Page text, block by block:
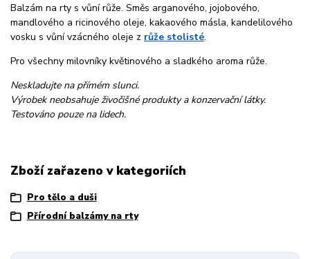
Balzám na rty s vůní růže. Směs arganového, jojobového,
mandlového a ricinového oleje, kakaového másla, kandelilového
vosku s vůní vzácného oleje z růže stolisté.
Pro všechny milovníky květinového a sladkého aroma růže.
Neskladujte na přímém slunci.
Výrobek neobsahuje živočišné produkty a konzervační látky.
Testováno pouze na lidech.
Zboží zařazeno v kategoriích
Pro tělo a duši
Přírodní balzámy na rty